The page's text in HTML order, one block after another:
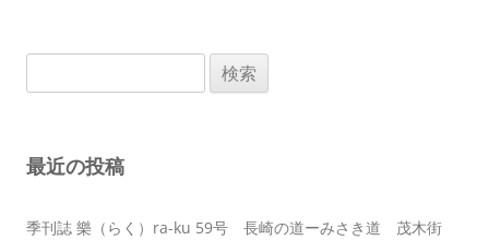
ョ
索:
最近の投稿
季刊誌 樂（らく）ra-ku 59号 長崎の道ーみさき道 茂木街